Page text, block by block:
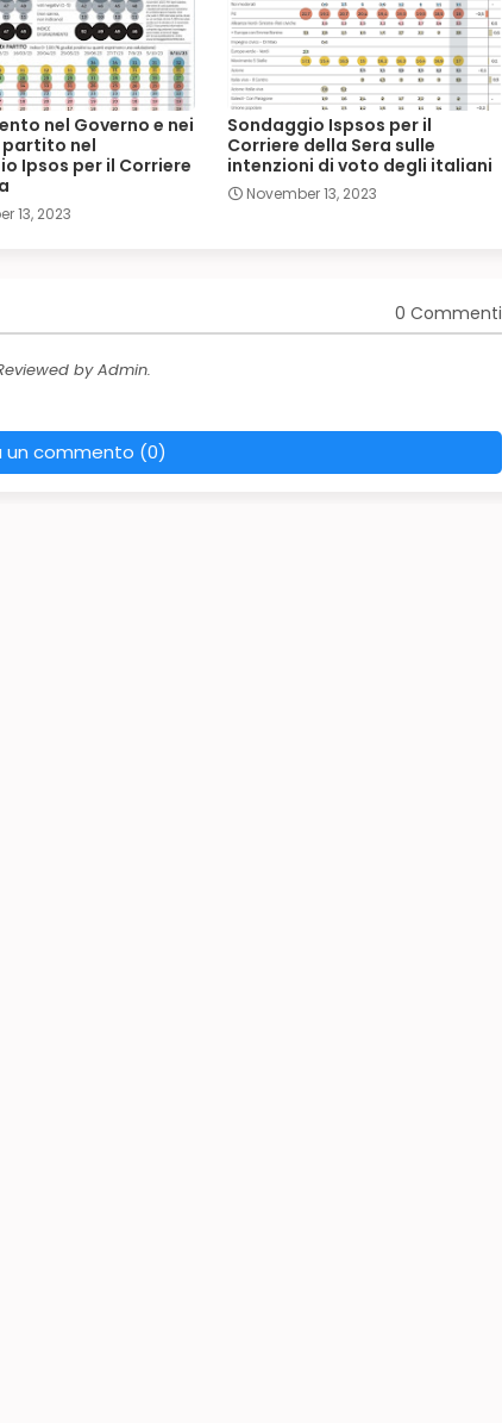
nel Governo e nei
nel
Ipsos per il Corriere
13, 2023
Sondaggio Ispsos per il
Corriere della Sera sulle
intenzioni di voto degli italiani
November 13, 2023
0 Commenti
by Admin.
un commento (0)